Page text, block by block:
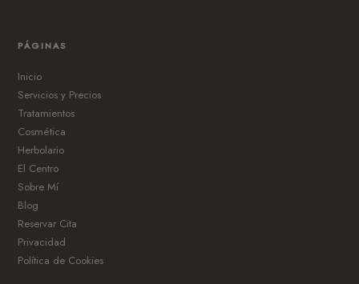
PÁGINAS
Inicio
Servicios y Precios
Tratamientos
Cosmética
Herbolario
El Centro
Sobre Mí
Blog
Reservar Cita
Privacidad
Política de Cookies